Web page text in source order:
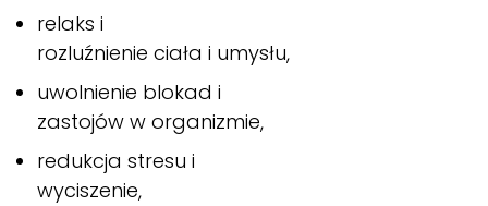
relaks i
rozluźnienie ciała i umysłu,
uwolnienie blokad i
zastojów w organizmie,
redukcja stresu i
wyciszenie,